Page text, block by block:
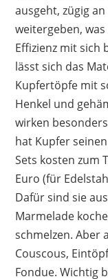
ausgeht, zügig
weitergeben,
Effizienz mit sich
lässt sich das
Kupfertöpfe mit
Henkel und
wirken
hat Kupfer
Sets kosten zum
Euro (für
Dafür sind sie
Marmelade
schmelzen. Aber
Couscous,
Fondue. Wichtig